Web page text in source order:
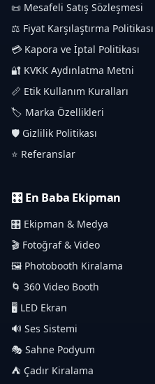
📜 Mesafeli Satış Sözleşmesi
⚖️ Fiyat Karşılaştırma Politikası
💳 Kapora ve İptal Politikası
🔐 KVKK Aydınlatma Metni
📏 Etik Kullanım Kuralları
🏷️ Marka Özellikleri
🛡️ Gizlilik Politikası
⭐ Referanslar
🎛️ En Baba Ekipman
🎛️ Ekipman & Medya
🎬 Fotoğraf & Video
🖼️ Photobooth Kiralama
🌀 360 Video Booth
🖥️ LED Ekran
🔊 Ses Sistemi
🎭 Sahne Podyum
⛺ Çadır Kiralama